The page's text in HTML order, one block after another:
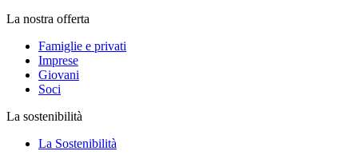
La nostra offerta
Famiglie e privati
Imprese
Giovani
Soci
La sostenibilità
La Sostenibilità